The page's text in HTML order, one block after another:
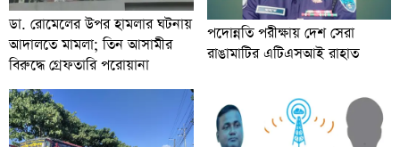
ডা. রোমেলের উপর হামলার ঘটনায়
আদালতে মামলা; তিন আসামীর
বিরুদ্ধে গ্রেফতারি পরোয়ানা
পদোন্নতি পরীক্ষায় দেশ সেরা
রাঙামাটির এটিএসআই রাহাত